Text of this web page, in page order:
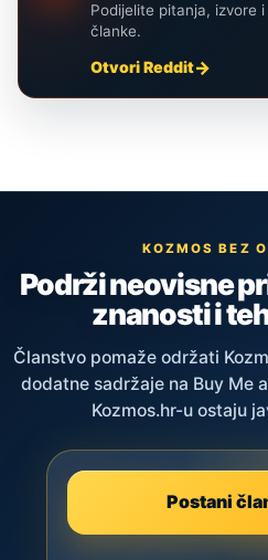
Podijelite pitanja, izvore
članke.
Otvori Reddit
KOZMOS BEZ
Podrži neovisne
znanosti i
Članstvo pomaže održati
dodatne sadržaje na Buy Me
Kozmos.hr-u ostaju
Postani